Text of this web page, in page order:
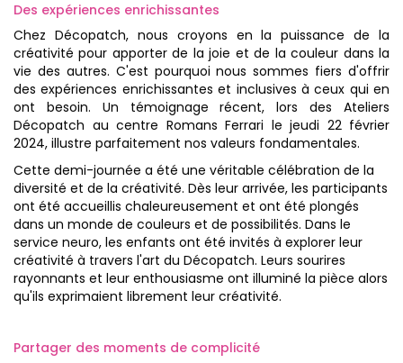
Des expériences enrichissantes
Chez Décopatch, nous croyons en la puissance de la
créativité pour apporter de la joie et de la couleur dans la
vie des autres. C'est pourquoi nous sommes fiers d'offrir
des expériences enrichissantes et inclusives à ceux qui en
ont besoin. Un témoignage récent, lors des Ateliers
Décopatch au centre Romans Ferrari le jeudi 22 février
2024, illustre parfaitement nos valeurs fondamentales.
Cette demi-journée a été une véritable célébration de la
diversité et de la créativité. Dès leur arrivée, les participants
ont été accueillis chaleureusement et ont été plongés
dans un monde de couleurs et de possibilités. Dans le
service neuro, les enfants ont été invités à explorer leur
créativité à travers l'art du Décopatch. Leurs sourires
rayonnants et leur enthousiasme ont illuminé la pièce alors
qu'ils exprimaient librement leur créativité.
Partager des moments de complicité